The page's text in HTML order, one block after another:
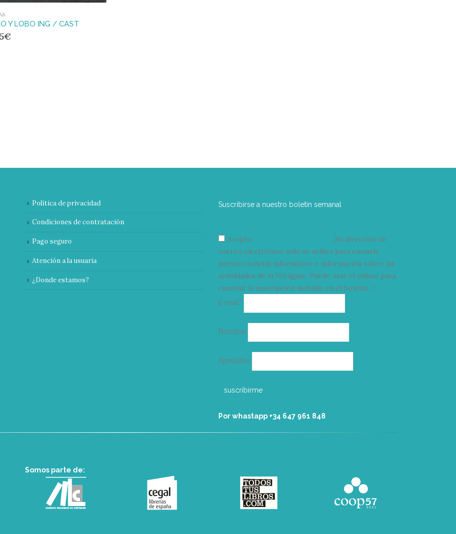
Y LOBO ING / CAST
€
Política de privacidad
Condiciones de contratación
Pago seguro
Atención a la usuaria
¿Donde estamos?
Suscribirse a nuestro boletín semanal
Acepto
Su dirección de
correo electrónico solo se utiliza para enviarle
nuestro boletín informativo e información sobre las
actividades de la Vorágine. Puede usar el enlace para
cancelar la suscripción incluido en el boletín. >
E-mail*
electrónico
Nombre
Apellidos
Por whastapp +34 ‭647 961 848‬
Somos parte de: